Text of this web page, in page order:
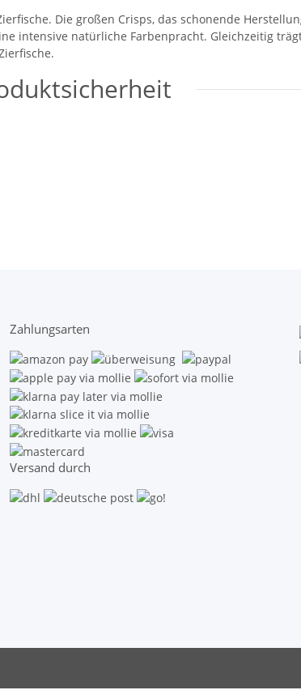
Die großen Crisps, das schonende
intensive natürliche Farbenpracht. Gleichzeitig
Zahlungsarten
Versand durch